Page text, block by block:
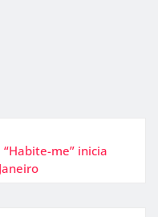
me” inicia